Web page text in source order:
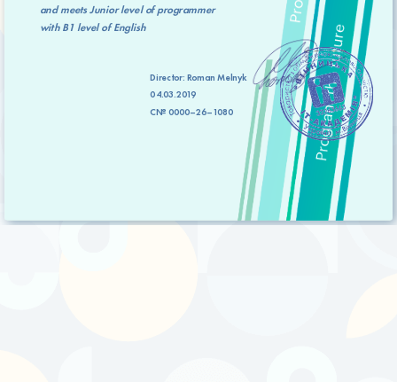
and meetsJunior levelof programmer
withB1 levelof English
Director: Roman Melnyk
04.03.2019
C№ 0000–26–1080